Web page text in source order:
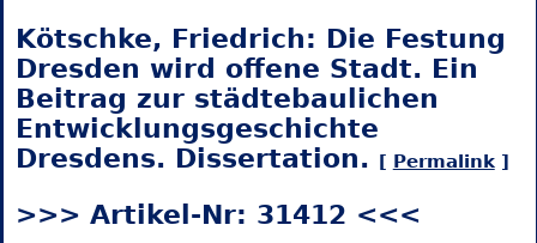
Kötschke, Friedrich: Die Festung
Dresden wird offene Stadt. Ein
Beitrag zur städtebaulichen
Entwicklungsgeschichte
Dresdens. Dissertation. [ Permalink]
>>> Artikel-Nr: 31412 <<<